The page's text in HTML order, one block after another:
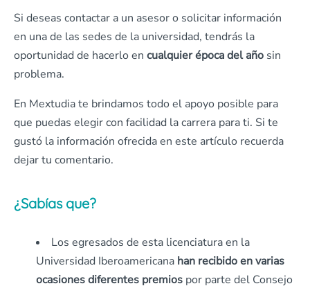
Si deseas contactar a un asesor o solicitar información
en una de las sedes de la universidad, tendrás la
oportunidad de hacerlo en cualquier época del año sin
problema.
En Mextudia te brindamos todo el apoyo posible para
que puedas elegir con facilidad la carrera para ti. Si te
gustó la información ofrecida en este artículo recuerda
dejar tu comentario.
¿Sabías que?
Los egresados de esta licenciatura en la
Universidad Iberoamericana han recibido en varias
ocasiones diferentes premios por parte del Consejo